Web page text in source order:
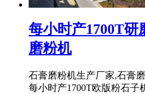
每小时产1700T研
磨粉机
石膏磨粉机生产厂家,石膏
每小时产1700T欧版粉石子